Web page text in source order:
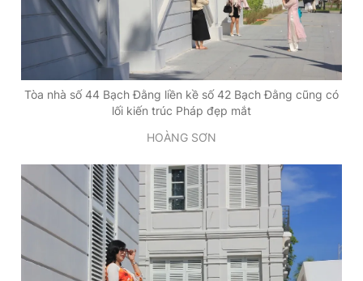
Tòa nhà số 44 Bạch Đằng liền kề số 42 Bạch Đằng cũng có
lối kiến trúc Pháp đẹp mắt
HOÀNG SƠN